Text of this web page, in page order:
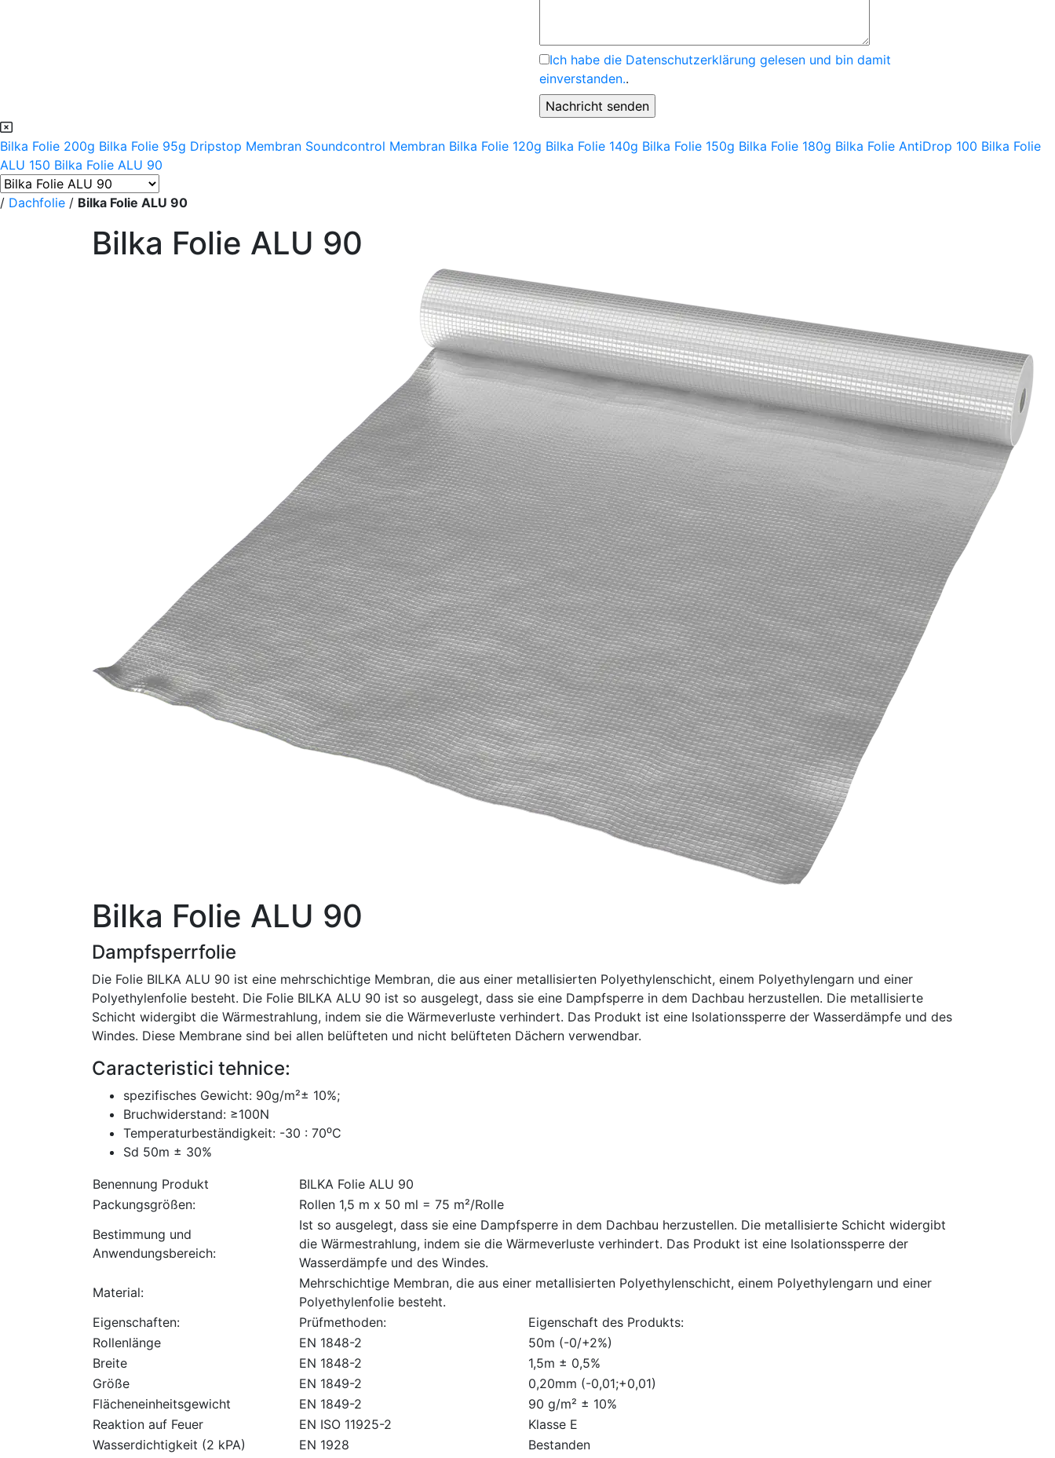
Ich habe die Datenschutzerklärung gelesen und bin damit
einverstanden..
Bilka Folie 200g Bilka Folie 95g Dripstop Membran Soundcontrol Membran Bilka Folie 120g Bilka Folie 140g Bilka Folie 150g Bilka Folie 180g Bilka Folie AntiDrop 100 Bilka Folie
ALU 150 Bilka Folie ALU 90
/ Dachfolie / Bilka Folie ALU 90
Bilka Folie ALU 90
Bilka Folie ALU 90
Dampfsperrfolie
Die Folie BILKA ALU 90 ist eine mehrschichtige Membran, die aus einer metallisierten Polyethylenschicht, einem Polyethylengarn und einer
Polyethylenfolie besteht. Die Folie BILKA ALU 90 ist so ausgelegt, dass sie eine Dampfsperre in dem Dachbau herzustellen. Die metallisierte
Schicht widergibt die Wärmestrahlung, indem sie die Wärmeverluste verhindert. Das Produkt ist eine Isolationssperre der Wasserdämpfe und des
Windes. Diese Membrane sind bei allen belüfteten und nicht belüfteten Dächern verwendbar.
Caracteristici tehnice:
spezifisches Gewicht: 90g/m²± 10%;
Bruchwiderstand: ≥100N
Temperaturbeständigkeit: -30 : 70⁰C
Sd 50m ± 30%
Benennung Produkt
BILKA Folie ALU 90
Packungsgrößen:
Rollen 1,5 m x 50 ml = 75 m²/Rolle
Bestimmung und
Anwendungsbereich:
Ist so ausgelegt, dass sie eine Dampfsperre in dem Dachbau herzustellen. Die metallisierte Schicht widergibt
die Wärmestrahlung, indem sie die Wärmeverluste verhindert. Das Produkt ist eine Isolationssperre der
Wasserdämpfe und des Windes.
Material:
Mehrschichtige Membran, die aus einer metallisierten Polyethylenschicht, einem Polyethylengarn und einer
Polyethylenfolie besteht.
Eigenschaften:
Prüfmethoden:
Eigenschaft des Produkts:
Rollenlänge
EN 1848-2
50m (-0/+2%)
Breite
EN 1848-2
1,5m ± 0,5%
Größe
EN 1849-2
0,20mm (-0,01;+0,01)
Flächeneinheitsgewicht
EN 1849-2
90 g/m² ± 10%
Reaktion auf Feuer
EN ISO 11925-2
Klasse E
Wasserdichtigkeit (2 kPA)
EN 1928
Bestanden